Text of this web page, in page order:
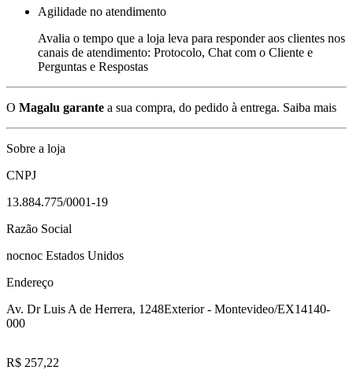
Agilidade no atendimento
Avalia o tempo que a loja leva para responder aos clientes nos
canais de atendimento: Protocolo, Chat com o Cliente e
Perguntas e Respostas
O Magalu garante a sua compra, do pedido à entrega. Saiba mais
Sobre a loja
CNPJ
13.884.775/0001-19
Razão Social
nocnoc Estados Unidos
Endereço
Av. Dr Luis A de Herrera, 1248Exterior - Montevideo/EX14140-
000
R$ 257,22